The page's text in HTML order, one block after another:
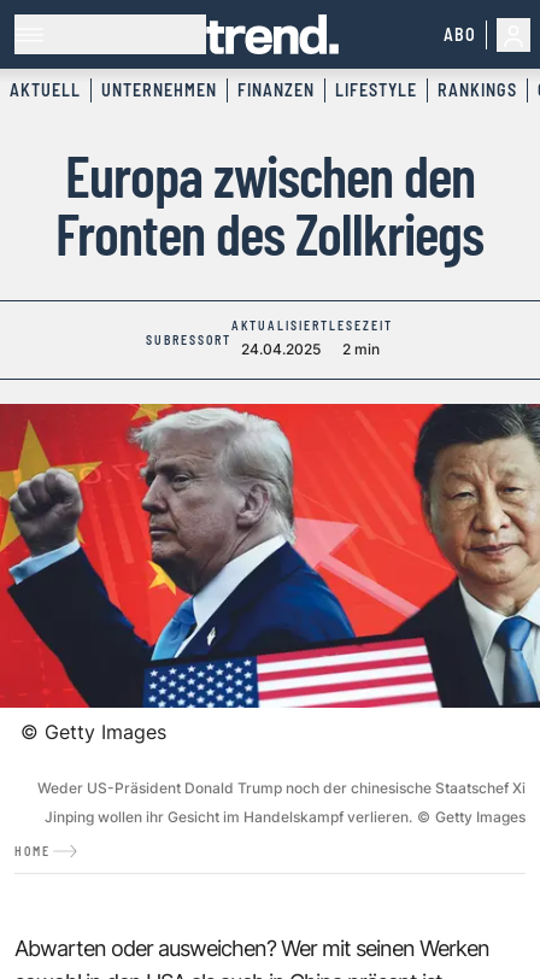
ABO
AKTUELL UNTERNEHMEN FINANZEN LIFESTYLE RANKINGS
Europa zwischen den
Fronten des Zollkriegs
SUBRESSORT
AKTUALISIERT
24.04.2025
LESEZEIT
2 min
© Getty Images
Weder US-Präsident Donald Trump noch der chinesische Staatschef Xi
Jinping wollen ihr Gesicht im Handelskampf verlieren. © Getty Images
HOME
Abwarten oder ausweichen? Wer mit seinen Werken